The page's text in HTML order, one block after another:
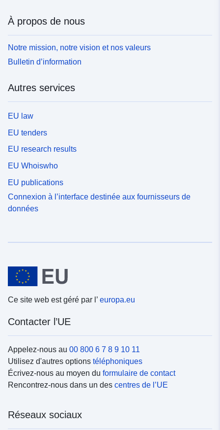
À propos de nous
Notre mission, notre vision et nos valeurs
Bulletin d’information
Autres services
EU law
EU tenders
EU research results
EU Whoiswho
EU publications
Connexion à l’interface destinée aux fournisseurs de
données
Ce site web est géré par l’ europa.eu
Contacter l’UE
Appelez-nous au 00 800 6 7 8 9 10 11
Utilisez d'autres options téléphoniques
Écrivez-nous au moyen du formulaire de contact
Rencontrez-nous dans un des centres de l’UE
Réseaux sociaux